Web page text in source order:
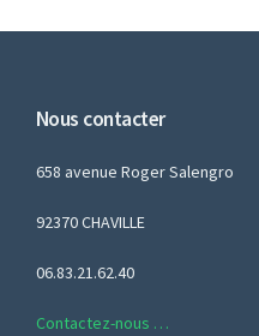
Nous contacter
658 avenue Roger Salengro
92370 CHAVILLE
06.83.21.62.40
Contactez-nous …